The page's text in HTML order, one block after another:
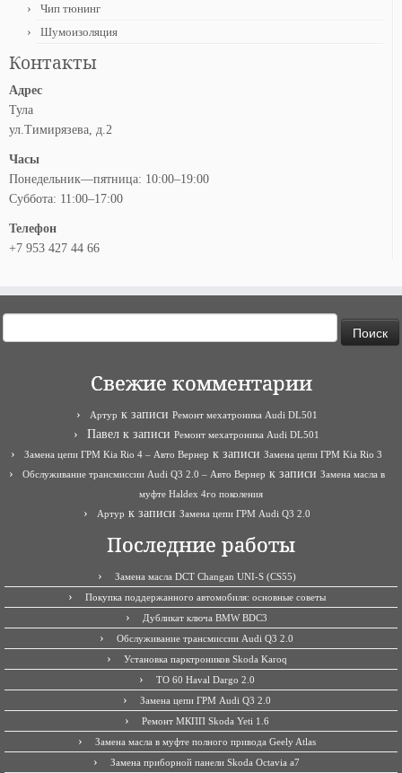
Чип тюнинг
Шумоизоляция
Контакты
Адрес
Тула
ул.Тимирязева, д.2
Часы
Понедельник—пятница: 10:00–19:00
Суббота: 11:00–17:00
Телефон
+7 953 427 44 66
Свежие комментарии
Артур к записи Ремонт мехатроника Audi DL501
Павел к записи Ремонт мехатроника Audi DL501
Замена цепи ГРМ Kia Rio 4 – Авто Вернер к записи Замена цепи ГРМ Kia Rio 3
Обслуживание трансмиссии Audi Q3 2.0 – Авто Вернер к записи Замена масла в
муфте Haldex 4го поколения
Артур к записи Замена цепи ГРМ Audi Q3 2.0
Последние работы
Замена масла DCT Changan UNI-S (CS55)
Покупка поддержанного автомобиля: основные советы
Дубликат ключа BMW BDC3
Обслуживание трансмиссии Audi Q3 2.0
Установка парктроников Skoda Karoq
ТО 60 Haval Dargo 2.0
Замена цепи ГРМ Audi Q3 2.0
Ремонт МКПП Skoda Yeti 1.6
Замена масла в муфте полного привода Geely Atlas
Замена приборной панели Skoda Octavia a7